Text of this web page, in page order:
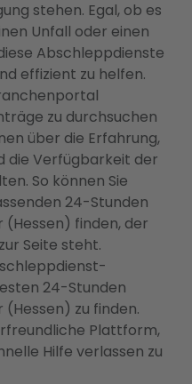
stehen. Egal, ob es
Unfall oder einen
Abschleppdienste
effizient zu helfen.
zu durchsuchen
über die Erfahrung,
die Verfügbarkeit der
So können Sie
24-Stunden
finden, der
Seite steht.
24-Stunden
zu finden.
Plattform,
Hilfe verlassen zu